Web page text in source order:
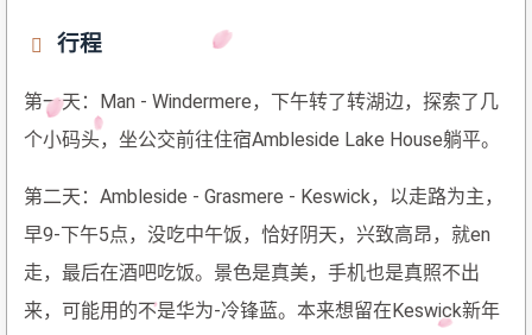
行程
第一天：Man - Windermere，下午转了转湖边，探索了几
个小码头，坐公交前往住宿Ambleside Lake House躺平。
第二天：Ambleside - Grasmere - Keswick，以走路为主，
早9-下午5点，没吃中午饭，恰好阴天，兴致高昂，就en
走，最后在酒吧吃饭。景色是真美，手机也是真照不出
来，可能用的不是华为-冷锋蓝。本来想留在Keswick新年